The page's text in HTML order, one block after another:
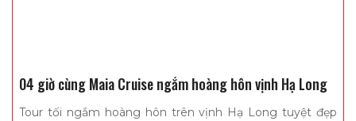
04 giờ cùng Maia Cruise ngắm hoàng hôn vịnh Hạ Long
Tour tối ngắm hoàng hôn trên vịnh Hạ Long tuyệt đẹp